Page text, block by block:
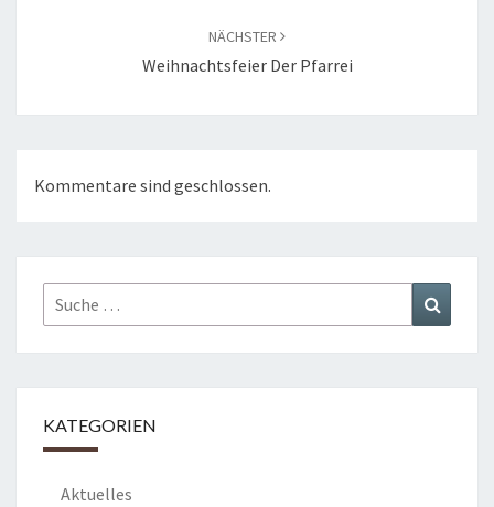
NÄCHSTER
Weihnachtsfeier Der Pfarrei
Kommentare sind geschlossen.
Suche
nach:
KATEGORIEN
Aktuelles